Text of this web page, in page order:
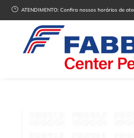
} ATENDIMENTO:Confira nossos horários de